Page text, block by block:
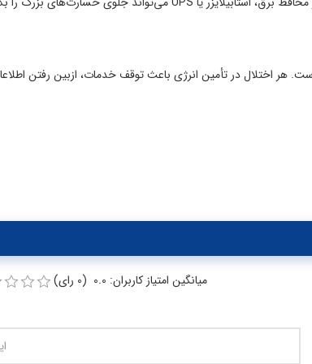
هر اختلال در تأمین انرژی باعث توقف خدمات، ازبین رفتن
میانگین امتیاز کاربران: 0.0 (0 رای)